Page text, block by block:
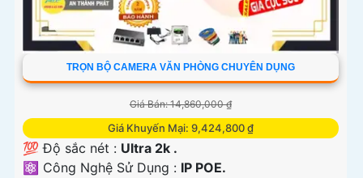
TRỌN BỘ CAMERA VĂN PHÒNG CHUYÊN DỤNG
Giá Bán: 14,860,000 ₫
Giá Khuyến Mại: 9,424,800 ₫
💯 Độ sắc nét : Ultra 2k .
⚛️ Công Nghệ Sử Dụng : IP POE.